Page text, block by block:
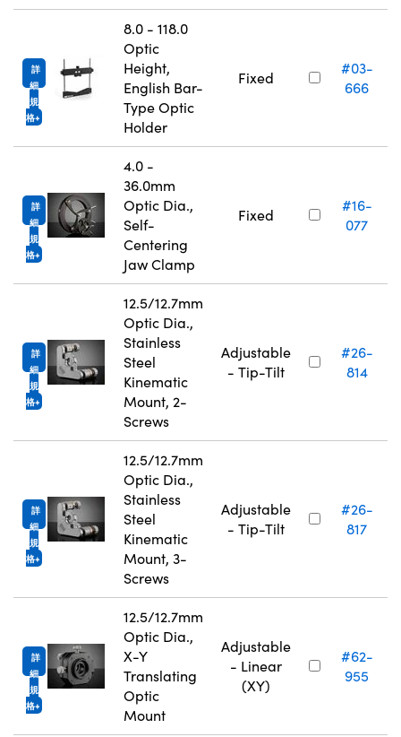
詳
細
規
格
8.0 - 118.0
Optic
Height,
English Bar-
Type Optic
Holder
Fixed
#03-
666
詳
細
規
格
4.0 -
36.0mm
Optic Dia.,
Self-
Centering
Jaw Clamp
Fixed
#16-
077
詳
細
規
格
12.5/12.7mm
Optic Dia.,
Stainless
Steel
Kinematic
Mount, 2-
Screws
Adjustable
- Tip-Tilt
#26-
814
詳
細
規
格
12.5/12.7mm
Optic Dia.,
Stainless
Steel
Kinematic
Mount, 3-
Screws
Adjustable
- Tip-Tilt
#26-
817
詳
細
規
格
12.5/12.7mm
Optic Dia.,
X-Y
Translating
Optic
Mount
Adjustable
- Linear
(XY)
#62-
955